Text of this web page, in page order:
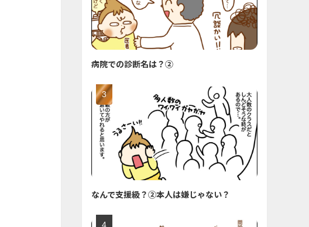
病院での診断名は？②
なんで支援級？②本人は嫌じゃない？